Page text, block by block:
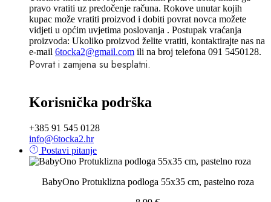
pravo vratiti uz predočenje računa. Rokove unutar kojih
kupac može vratiti proizvod i dobiti povrat novca možete
vidjeti u općim uvjetima poslovanja . Postupak vraćanja
proizvoda: Ukoliko proizvod želite vratiti, kontaktirajte nas na
e-mail 6tocka2@gmail.com ili na broj telefona 091 5450128.
Povrat i zamjena su besplatni.
Korisnička podrška
+385 91 545 0128
info@6tocka2.hr
Postavi pitanje
BabyOno Protuklizna podloga 55x35 cm, pastelno roza